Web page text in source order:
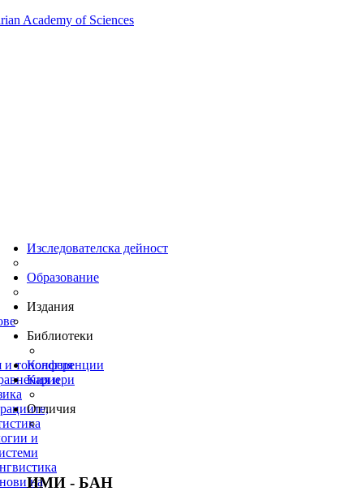
и топология
и
и
на
Изследователска дейност
Образование
Издания
Библиотеки
Конференции
Кариери
Отличия
ИМИ - БАН